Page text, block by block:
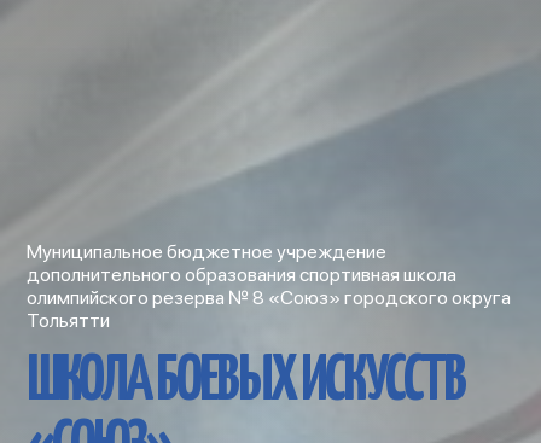
Муниципальное бюджетное учреждение
дополнительного образования спортивная школа
олимпийского резерва № 8 «Союз» городского округа
Тольятти
ШКОЛА БОЕВЫХ ИСКУССТВ